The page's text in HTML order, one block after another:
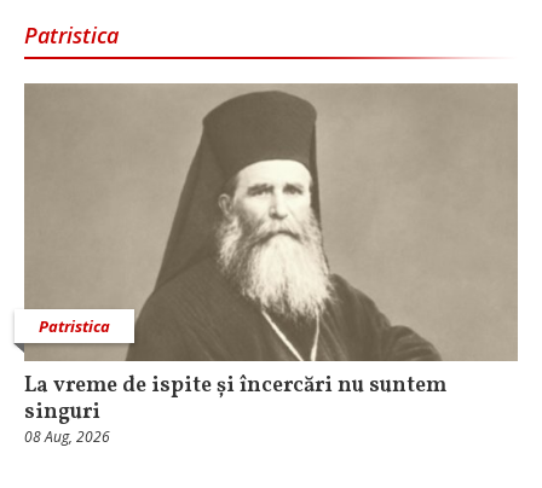
Patristica
Patristica
La vreme de ispite și încercări nu suntem
singuri
08 Aug, 2026